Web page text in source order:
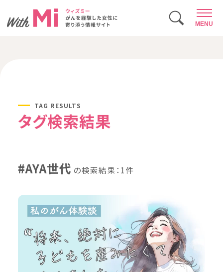
MENU
TAG RESULTS
タグ検索結果
#AYA世代 の検索結果：1件